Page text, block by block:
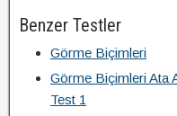
Benzer Testler
Görme Biçimleri
Görme Biçimleri Ata
Test 1